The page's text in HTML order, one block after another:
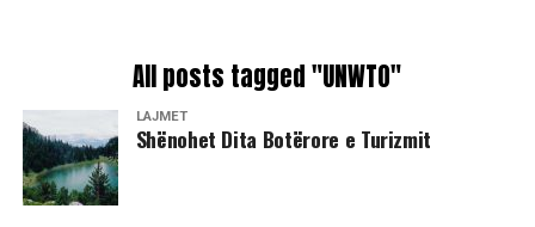
All posts tagged "UNWTO"
LAJMET
​Shënohet Dita Botërore e Turizmit